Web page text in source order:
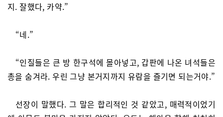
지. 잘했다, 카약.”
“네.”
“인질들은 큰 방 한구석에 몰아넣고, 갑판에 나온 녀석들은
총을 숨겨라. 우린 그냥 본거지까지 유람을 즐기면 되는거야.”
선장이 말했다. 그 말은 합리적인 것 같았고, 매력적이었기